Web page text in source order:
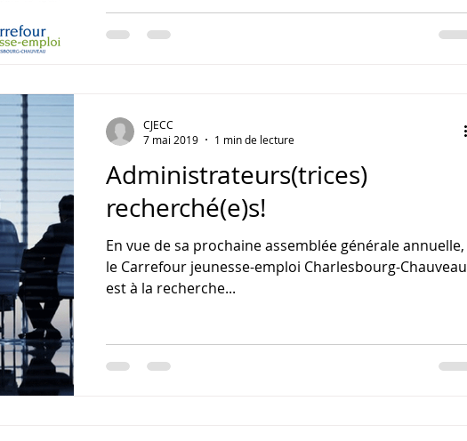
Administrateurs(trices)
recherché(e)s!
En vue de sa prochaine assemblée générale annuelle,
le Carrefour jeunesse-emploi Charlesbourg-Chauveau
est à la recherche...
CJECC
7 mai 2019
1 min de lecture